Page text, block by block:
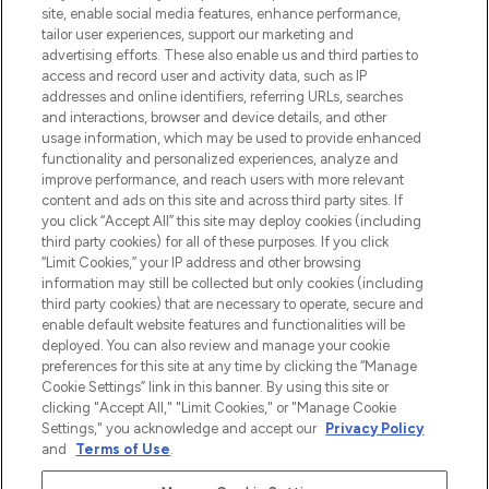
beste huidverzorging, haarproducten en
make-up van meer dan 200 topmerken.
Shop online of via de app, met gratis
verzending vanaf €40.
Cookie-toestemming
Do Not Sell or Share My Personal
Information
HELP & INFORMATIE
BEDRIJFSINFORMATIE
OVER LOOKFANTASTIC
Betaal veilig met
site, enable social media features, enhance performance,
tailor user experiences, support our marketing and
advertising efforts. These also enable us and third parties to
access and record user and activity data, such as IP
addresses and online identifiers, referring URLs, searches
and interactions, browser and device details, and other
usage information, which may be used to provide enhanced
functionality and personalized experiences, analyze and
improve performance, and reach users with more relevant
content and ads on this site and across third party sites. If
you click “Accept All” this site may deploy cookies (including
third party cookies) for all of these purposes. If you click
“Limit Cookies,” your IP address and other browsing
information may still be collected but only cookies (including
third party cookies) that are necessary to operate, secure and
enable default website features and functionalities will be
deployed. You can also review and manage your cookie
preferences for this site at any time by clicking the “Manage
Cookie Settings” link in this banner. By using this site or
clicking "Accept All," "Limit Cookies," or "Manage Cookie
Settings," you acknowledge and accept our Privacy Policy
and
Terms of Use.